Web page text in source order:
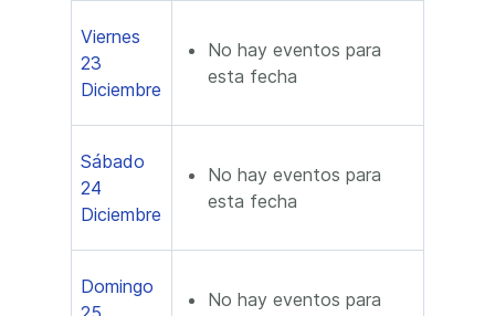
Viernes
23
Diciembre
No hay eventos para
esta fecha
Sábado
24
Diciembre
No hay eventos para
esta fecha
Domingo
No hay eventos para